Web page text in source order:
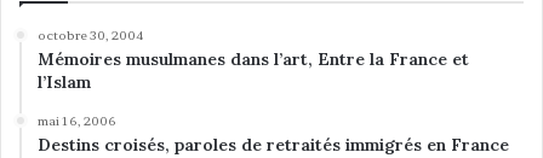
octobre 30, 2004
Mémoires musulmanes dans l’art, Entre la France et
l’Islam
mai 16, 2006
Destins croisés, paroles de retraités immigrés en France